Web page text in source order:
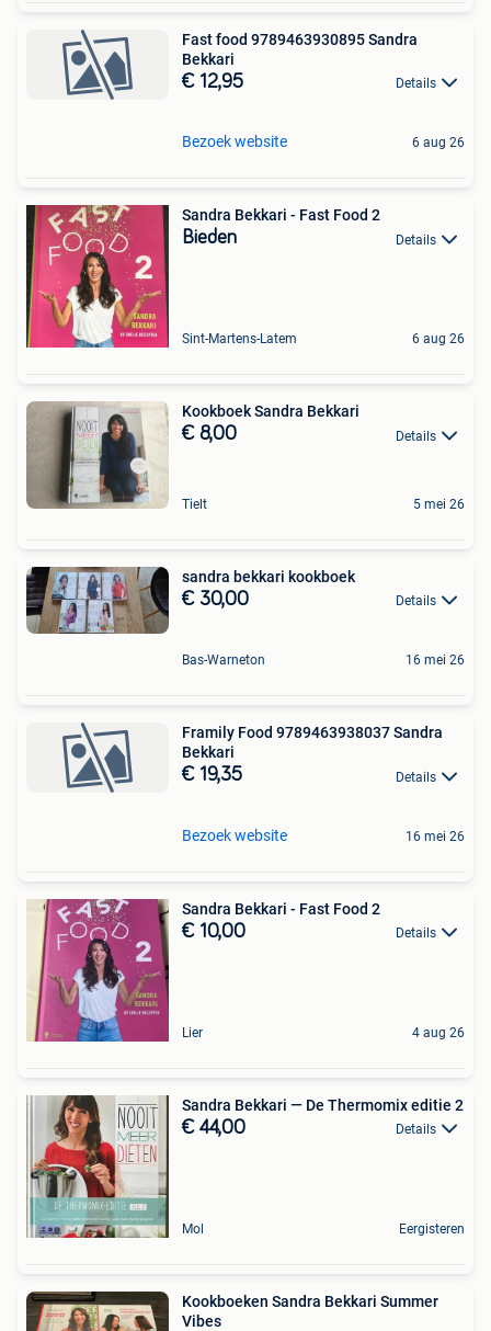
Fast food 9789463930895 Sandra
Bekkari
€ 12,95 Details
Bezoek website 6 aug 26
Sandra Bekkari - Fast Food 2
Bieden Details
Sint-Martens-Latem 6 aug 26
Kookboek Sandra Bekkari
€ 8,00 Details
Tielt 5 mei 26
sandra bekkari kookboek
€ 30,00 Details
Bas-Warneton 16 mei 26
Framily Food 9789463938037 Sandra
Bekkari
€ 19,35 Details
Bezoek website 16 mei 26
Sandra Bekkari - Fast Food 2
€ 10,00 Details
Lier 4 aug 26
Sandra Bekkari — De Thermomix editie 2
€ 44,00 Details
Mol Eergisteren
Kookboeken Sandra Bekkari Summer
Vibes